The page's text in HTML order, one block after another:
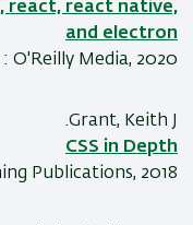
react, react native,
and electron
O'Reilly Media, 2020.
Grant, Keith J.
CSS in Depth
Publications, 2018.